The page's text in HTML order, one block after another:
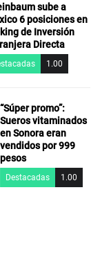
sube a
6 posiciones en
de Inversión
Directa
1.00
“Súper promo”:
Sueros vitaminados
en Sonora eran
vendidos por 999
pesos
Destacadas 1.00